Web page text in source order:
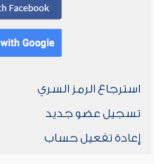
استرجاع الرمز السري
تسجيل عضو جديد
إعادة تفعيل حساب